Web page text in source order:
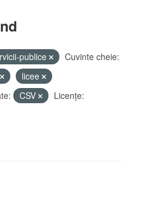
publice
Cuvinte cheie:
licee
CSV
Licenţe: